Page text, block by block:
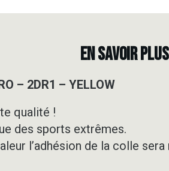
EN SAVOIR PLUS
– 2DR1 – YELLOW
qualité !
des sports extrêmes.
l’adhésion de la colle